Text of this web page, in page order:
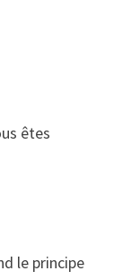
êtes
le principe